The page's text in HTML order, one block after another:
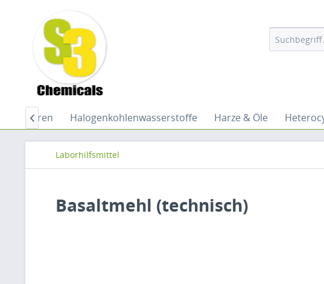
Halogenkohlenwasserstoffe Harze & Öle

Laborhilfsmittel
Basaltmehl (technisch)